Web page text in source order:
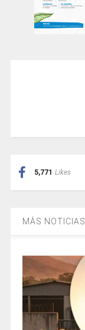
5,771 Likes
MÁS NOTICIAS